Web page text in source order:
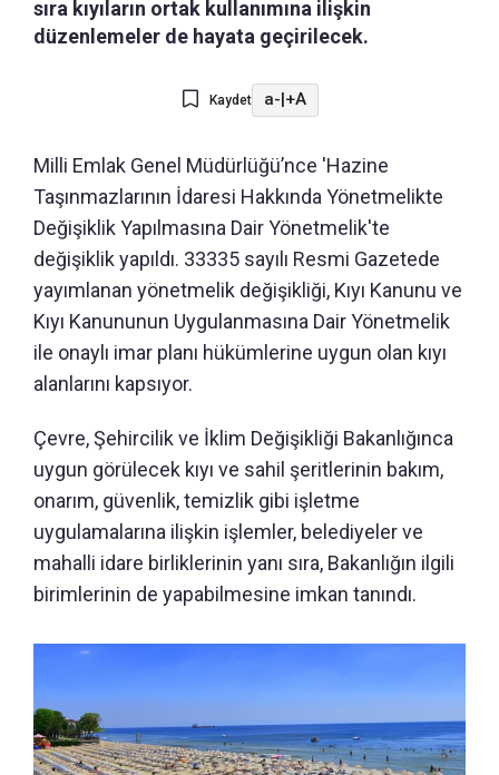
sıra kıyıların ortak kullanımına ilişkin
düzenlemeler de hayata geçirilecek.
Kaydet a- +A
Milli Emlak Genel Müdürlüğü’nce 'Hazine
Taşınmazlarının İdaresi Hakkında Yönetmelikte
Değişiklik Yapılmasına Dair Yönetmelik'te
değişiklik yapıldı. 33335 sayılı Resmi Gazetede
yayımlanan yönetmelik değişikliği, Kıyı Kanunu ve
Kıyı Kanununun Uygulanmasına Dair Yönetmelik
ile onaylı imar planı hükümlerine uygun olan kıyı
alanlarını kapsıyor.
Çevre, Şehircilik ve İklim Değişikliği Bakanlığınca
uygun görülecek kıyı ve sahil şeritlerinin bakım,
onarım, güvenlik, temizlik gibi işletme
uygulamalarına ilişkin işlemler, belediyeler ve
mahalli idare birliklerinin yanı sıra, Bakanlığın ilgili
birimlerinin de yapabilmesine imkan tanındı.